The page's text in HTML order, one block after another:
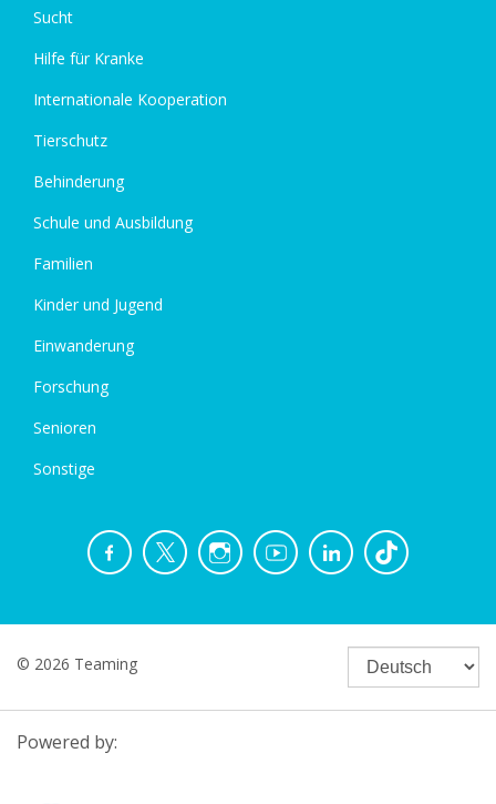
Sucht
Hilfe für Kranke
Internationale Kooperation
Tierschutz
Behinderung
Schule und Ausbildung
Familien
Kinder und Jugend
Einwanderung
Forschung
Senioren
Sonstige
© 2026 Teaming
Powered by: